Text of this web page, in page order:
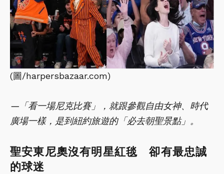
(圖/harpersbazaar.com)
—「看一場尼克比賽」，就跟參觀自由女神、時代
廣場一樣，是到紐約旅遊的「必去朝聖景點」。
聖安東尼奧沒有明星紅毯 卻有最忠誠
的球迷